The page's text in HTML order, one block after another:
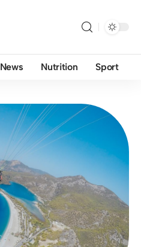
News Nutrition Sport